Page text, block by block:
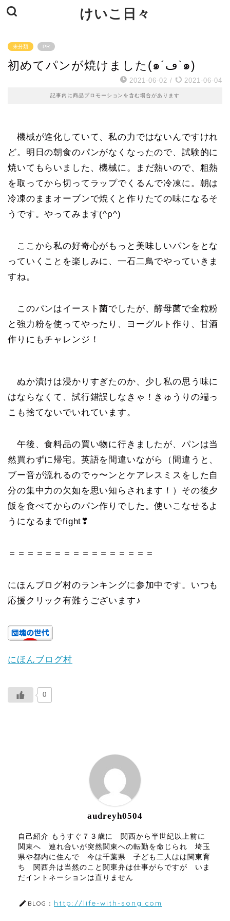
けいこ日々
未分類 PR
初めてパンが焼けました(๑´ڡ`๑)
2021-06-02 / 2021-06-04
記事内に商品プロモーションを含む場合があります
機械が進化していて、私の力ではないんですけれ
ど。明日の朝食のパンがなくなったので、試験的に
焼いてもらいました、機械に。まだ熱いので、粗熱
を取ってから切ってラップでくるんで冷凍に。朝は
冷凍のままオーブンで焼くと作りたての味になるそ
うです。やってみます(^ρ^)
ここから私の好奇心がもっと美味しいパンをとな
っていくことを楽しみに、一石二鳥でやっていきま
すね。
このパンはイースト菌でしたが、酵母菌で全粒粉
と強力粉を使ってやったり、ヨーグルト作り、甘酒
作りにもチャレンジ！
ぬか漬けは浸かりすぎたのか、少し私の思う味に
はならなくて、試行錯誤しなきゃ！きゅうりの端っ
こも捨てないでいれています。
午後、食料品の買い物に行きましたが、パンは当
然買わずに帰宅。英語を間違いながら（間違うと、
ブー音が流れるのでゥ〜ンとケアレスミスをした自
分の集中力の欠如を思い知らされます！）その後夕
飯を食べてからのパン作りでした。使いこなせるよ
うになるまでfight❣
＝＝＝＝＝＝＝＝＝＝＝＝＝＝＝＝
にほんブログ村のランキングに参加中です。いつも
応援クリック有難うございます♪
にほんブログ村
0
audreyh0504
自己紹介 もうすぐ７３歳に 関西から半世紀以上前に
関東へ 連れ合いが突然関東への転勤を命じられ 埼玉
県や都内に住んで 今は千葉県 子ども二人はは関東育
ち 関西弁は当然のこと関東弁は仕事がらですが いま
だイントネーションは直りません
BLOG： http://life-with-song.com